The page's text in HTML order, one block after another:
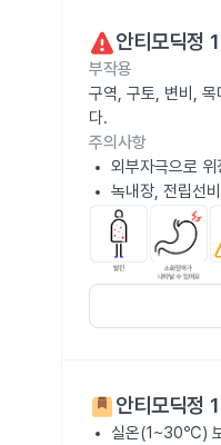
안티모딕정
부작용
구역, 구토, 변비,
다.
주의사항
외부자극으로
녹내장, 전립선
안티모딕정
실온(1~30℃)